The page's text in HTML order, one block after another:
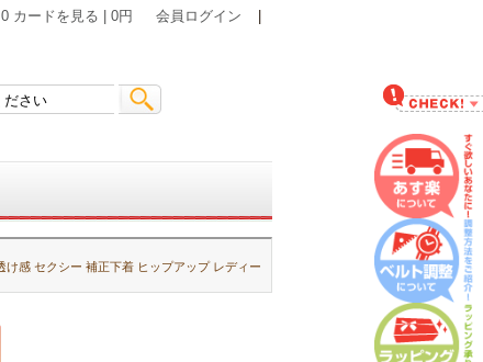
0 カードを見る | 0円 会員ログイン
感 セクシー 補正下着 ヒップアップ レディー